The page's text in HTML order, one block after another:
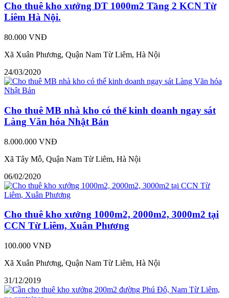
Cho thuê kho xưởng DT 1000m2 Tầng 2 KCN Từ
Liêm Hà Nội.
80.000 VNĐ
Xã Xuân Phương, Quận Nam Từ Liêm, Hà Nội
24/03/2020
Cho thuê MB nhà kho có thể kinh doanh ngay sát
Làng Văn hóa Nhật Bản
8.000.000 VNĐ
Xã Tây Mỗ, Quận Nam Từ Liêm, Hà Nội
06/02/2020
Cho thuê kho xưởng 1000m2, 2000m2, 3000m2 tại
CCN Từ Liêm, Xuân Phương
100.000 VNĐ
Xã Xuân Phương, Quận Nam Từ Liêm, Hà Nội
31/12/2019